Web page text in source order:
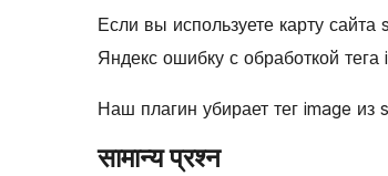
Если вы используете карту
Яндекс ошибку с обработкой тега
Наш плагин убирает тег image
सामान्य प्रश्न